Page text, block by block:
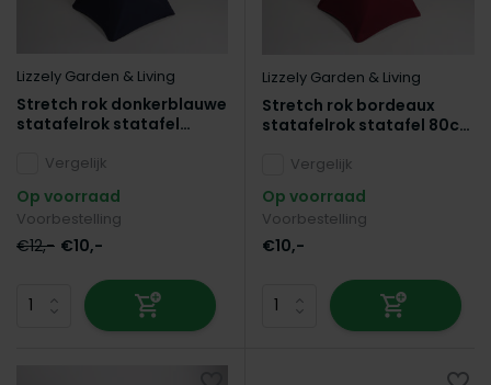
Lizzely Garden & Living
Stretch rok donkerblauwe
statafelrok statafel
Vergelijk
Op voorraad
Voorbestelling
€12,- €10,-
Lizzely Garden & Living
Stretch rok bordeaux
statafelrok statafel 80cm
Vergelijk
Op voorraad
Voorbestelling
€10,-